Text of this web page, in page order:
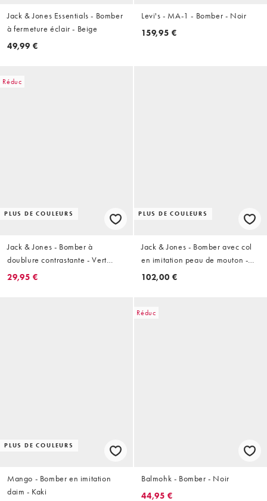
Jack & Jones Essentials - Bomber
à fermeture éclair - Beige
49,99 €
Levi's - MA-1 - Bomber - Noir
159,95 €
Réduc
PLUS DE COULEURS
Jack & Jones - Bomber à
doublure contrastante - Vert
olive
29,95 €
PLUS DE COULEURS
Jack & Jones - Bomber avec col
en imitation peau de mouton -
Noir
102,00 €
PLUS DE COULEURS
Mango - Bomber en imitation
daim - Kaki
Réduc
Balmohk - Bomber - Noir
44,95 €